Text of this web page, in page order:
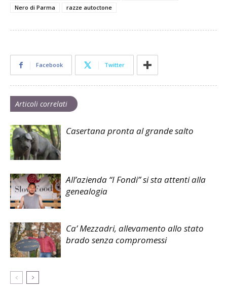
Nero di Parma
razze autoctone
Facebook Twitter
Articoli correlati
Casertana pronta al grande salto
All’azienda “I Fondi” si sta attenti alla
genealogia
Ca’ Mezzadri, allevamento allo stato
brado senza compromessi